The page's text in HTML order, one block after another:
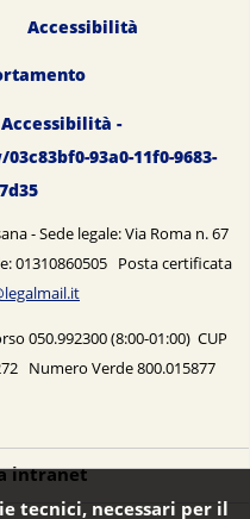
Accessibilità
-
93a0-11f0-9683-
- Sede legale: Via Roma n. 67
01310860505 Posta certificata
050.992300 (8:00-01:00) CUP
Numero Verde 800.015877
intranet
tecnici, necessari per il